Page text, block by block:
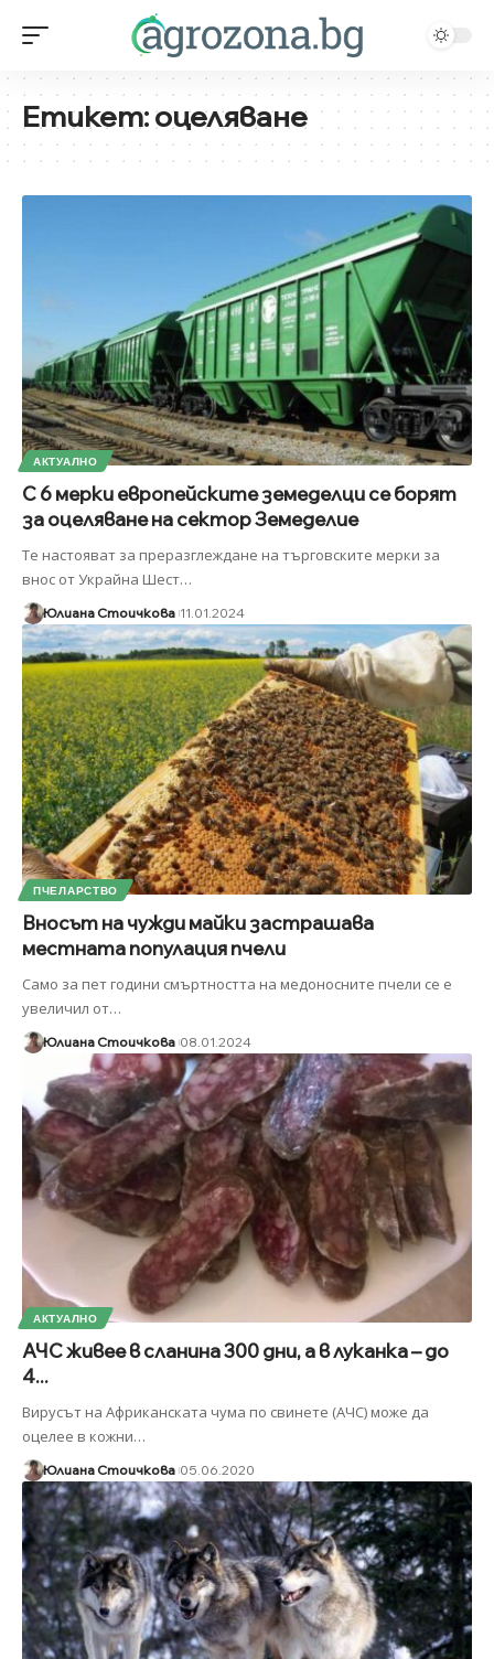
Етикет:оцеляване
АКТУАЛНО
С 6 мерки европейските земеделци се борят
за оцеляване на сектор Земеделие
Те настояват за преразглеждане на търговските мерки за
внос от Украйна Шест…
Юлиана Стоичкова 11.01.2024
ПЧЕЛАРСТВО
Вносът на чужди майки застрашава
местната популация пчели
Само за пет години смъртността на медоносните пчели се е
увеличил от…
Юлиана Стоичкова 08.01.2024
АКТУАЛНО
АЧС живее в сланина 300 дни, а в луканка – до
4...
Вирусът на Африканската чума по свинете (АЧС) може да
оцелее в кожни…
Юлиана Стоичкова 05.06.2020